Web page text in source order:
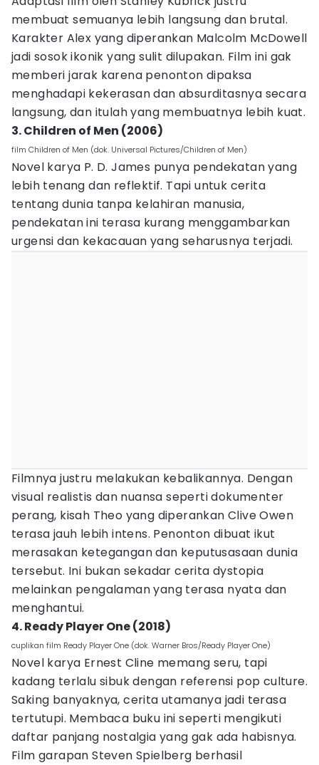
membuat semuanya lebih langsung dan brutal.
Karakter Alex yang diperankan Malcolm McDowell
jadi sosok ikonik yang sulit dilupakan. Film ini gak
memberi jarak karena penonton dipaksa
menghadapi kekerasan dan absurditasnya secara
langsung, dan itulah yang membuatnya lebih kuat.
3. Children of Men (2006)
film Children of Men (dok. Universal Pictures/Children of Men)
Novel karya P. D. James punya pendekatan yang
lebih tenang dan reflektif. Tapi untuk cerita
tentang dunia tanpa kelahiran manusia,
pendekatan ini terasa kurang menggambarkan
urgensi dan kekacauan yang seharusnya terjadi.
Filmnya justru melakukan kebalikannya. Dengan
visual realistis dan nuansa seperti dokumenter
perang, kisah Theo yang diperankan Clive Owen
terasa jauh lebih intens. Penonton dibuat ikut
merasakan ketegangan dan keputusasaan dunia
tersebut. Ini bukan sekadar cerita dystopia
melainkan pengalaman yang terasa nyata dan
menghantui.
4. Ready Player One (2018)
cuplikan film Ready Player One (dok. Warner Bros/Ready Player One)
Novel karya Ernest Cline memang seru, tapi
kadang terlalu sibuk dengan referensi pop culture.
Saking banyaknya, cerita utamanya jadi terasa
tertutupi. Membaca buku ini seperti mengikuti
daftar panjang nostalgia yang gak ada habisnya.
Film garapan Steven Spielberg berhasil